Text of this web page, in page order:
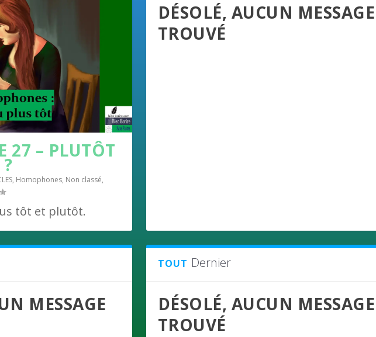
27 – PLUTÔT
, Homophones, Non classé,
tôt et plutôt.
DÉSOLÉ, AUCUN MESSAGE
TROUVÉ
MESSAGE
TOUT Dernier
DÉSOLÉ, AUCUN MESSAGE
TROUVÉ